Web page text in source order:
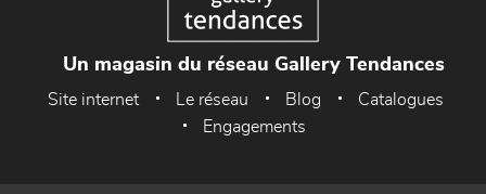
Un magasin du réseau Gallery Tendances
Site internet Le réseau Blog
Catalogues
Engagements